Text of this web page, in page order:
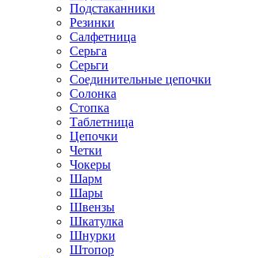
Подстаканники
Резинки
Салфетница
Серьга
Серьги
Соединительные цепочки
Солонка
Стопка
Таблетница
Цепочки
Четки
Чокеры
Шарм
Шары
Швензы
Шкатулка
Шнурки
Штопор